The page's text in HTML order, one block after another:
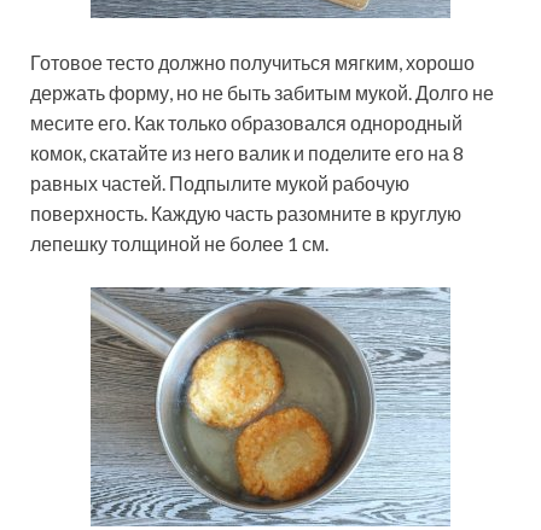
Готовое тесто должно получиться мягким, хорошо
держать форму, но не быть забитым мукой. Долго не
месите его. Как только образовался однородный
комок, скатайте из него валик и поделите его на 8
равных частей. Подпылите мукой рабочую
поверхность. Каждую часть разомните в круглую
лепешку толщиной не более 1 см.